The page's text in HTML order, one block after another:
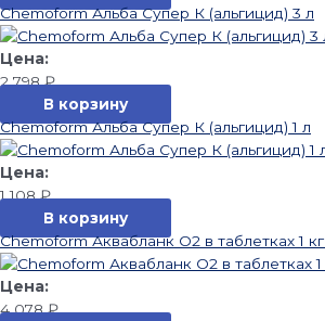
Chemoform Альба Супер К (альгицид) 3 л
2 798₽
В корзину
Chemoform Альба Супер К (альгицид) 1 л
1 108₽
В корзину
Chemoform Аквабланк О2 в таблетках 1
4 078₽